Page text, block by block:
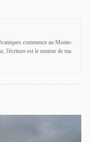
commence au Monte-
l'écriture est le moteur de ma